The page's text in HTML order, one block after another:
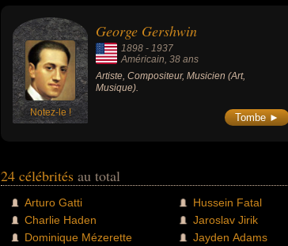
Notez-le !
George Gershwin
1898 - 1937
Américain, 38 ans
Artiste, Compositeur, Musicien (Art,
Musique).
Tombe ►
24 célébrités au total
Arturo Gatti
Charlie Haden
Dominique Mézerette
Hussein Fatal
Jaroslav Jirik
Jayden Adams